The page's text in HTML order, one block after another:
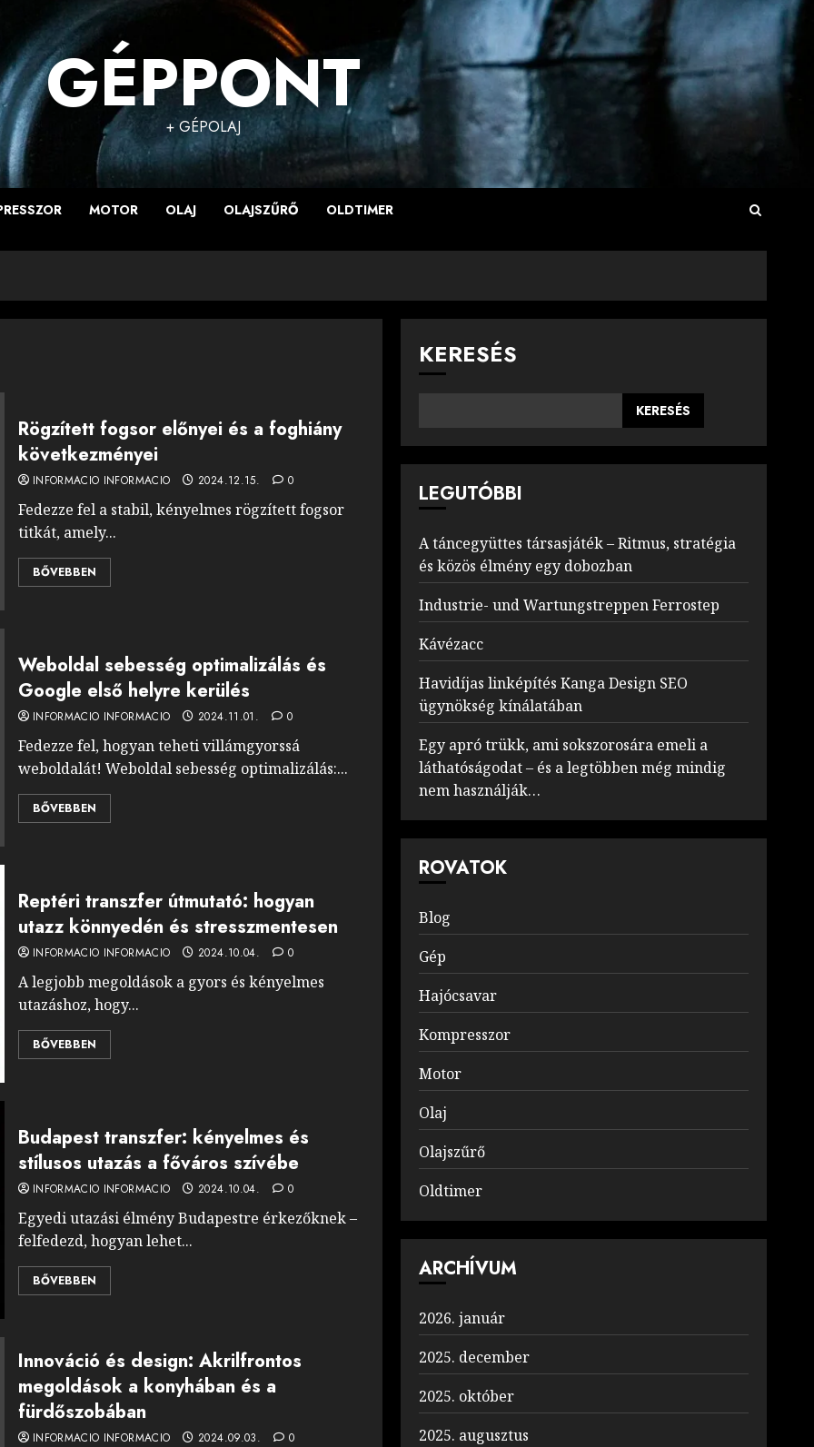
GÉPPONT
+ GÉPOLAJ
MOTOR OLAJ OLAJSZŰRŐ OLDTIMER
Rögzített fogsor előnyei és a foghiány
következményei
INFORMACIO INFORMACIO 2024.12.15. 0
Fedezze fel a stabil, kényelmes rögzített fogsor
titkát, amely...
BŐVEBBEN
Weboldal sebesség optimalizálás és
Google első helyre kerülés
INFORMACIO INFORMACIO 2024.11.01. 0
Fedezze fel, hogyan teheti villámgyorssá
weboldalát! Weboldal sebesség optimalizálás:...
BŐVEBBEN
Reptéri transzfer útmutató: hogyan
utazz könnyedén és stresszmentesen
INFORMACIO INFORMACIO 2024.10.04. 0
A legjobb megoldások a gyors és kényelmes
utazáshoz, hogy...
BŐVEBBEN
Budapest transzfer: kényelmes és
stílusos utazás a főváros szívébe
INFORMACIO INFORMACIO 2024.10.04. 0
Egyedi utazási élmény Budapestre érkezőknek –
felfedezd, hogyan lehet...
BŐVEBBEN
Innováció és design: Akrilfrontos
megoldások a konyhában és a
fürdőszobában
INFORMACIO INFORMACIO 2024.09.03. 0
KERESÉS
KERESÉS
LEGUTÓBBI
A táncegyüttes társasjáték – Ritmus, stratégia
és közös élmény egy dobozban
Industrie- und Wartungstreppen Ferrostep
Kávézacc
Havidíjas linképítés Kanga Design SEO
ügynökség kínálatában
Egy apró trükk, ami sokszorosára emeli a
láthatóságodat – és a legtöbben még mindig
nem használják…
ROVATOK
Blog
Gép
Hajócsavar
Kompresszor
Motor
Olaj
Olajszűrő
Oldtimer
ARCHÍVUM
2026. január
2025. december
2025. október
2025. augusztus